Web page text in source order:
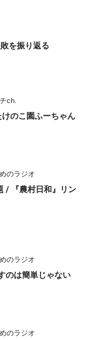
を振り返る
ch.
のこ園ふーちゃん
のラジオ
/ 『農村日和』リン
のラジオ
のは簡単じゃない
のラジオ